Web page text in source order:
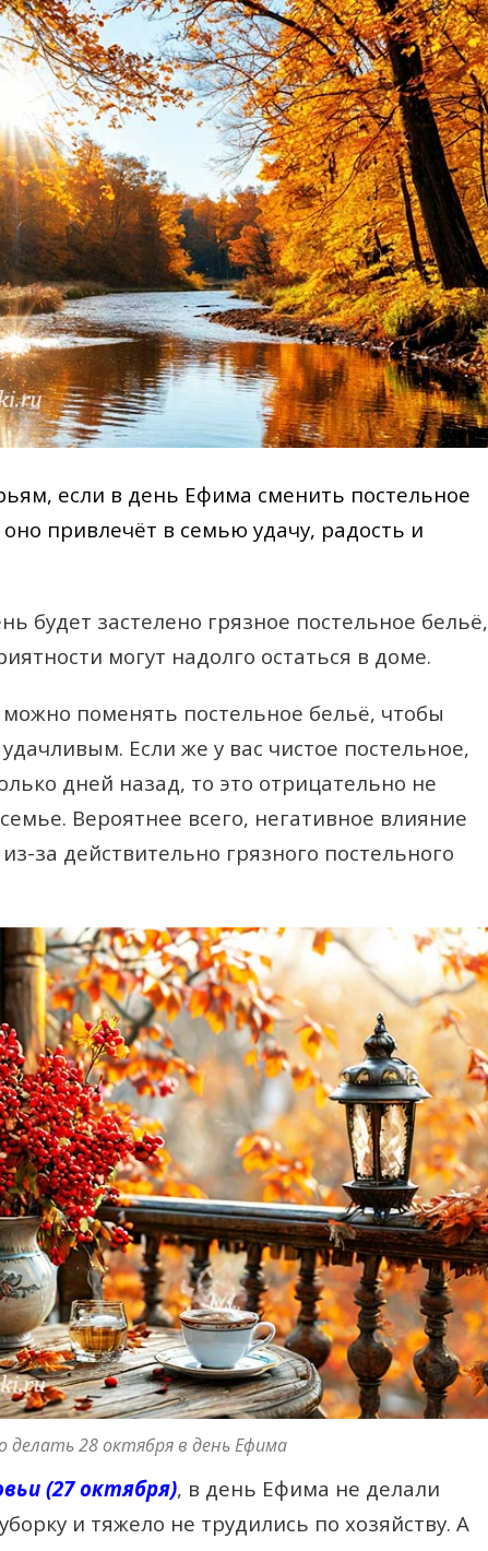
если в день Ефима сменить постельное
привлечёт в семью удачу, радость и
будет застелено грязное постельное бельё,
могут надолго остаться в доме.
поменять постельное бельё, чтобы
Если же у вас чистое постельное,
дней назад, то это отрицательно не
Вероятнее всего, негативное влияние
за действительно грязного постельного
28 октября в день Ефима
(27 октября), в день Ефима не делали
и тяжело не трудились по хозяйству. А